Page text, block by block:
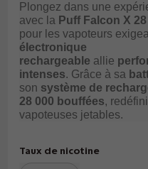
Plongez dans une
avec la Puff Falcon X 28
pour les vapoteurs
électronique
rechargeable allie
intenses. Grâce à sa
son système de
28 000 bouffées,
vapoteuses jetables.
Taux de nicotine